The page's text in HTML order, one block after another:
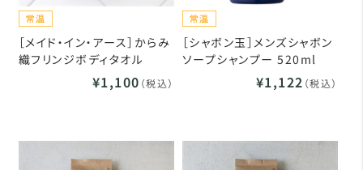
［メイド・イン・アース］からみ
織フリンジボディタオル
¥1,100 （税込）
［シャボン玉］メンズシャボン
ソープシャンプー 520ml
¥1,122 （税込）